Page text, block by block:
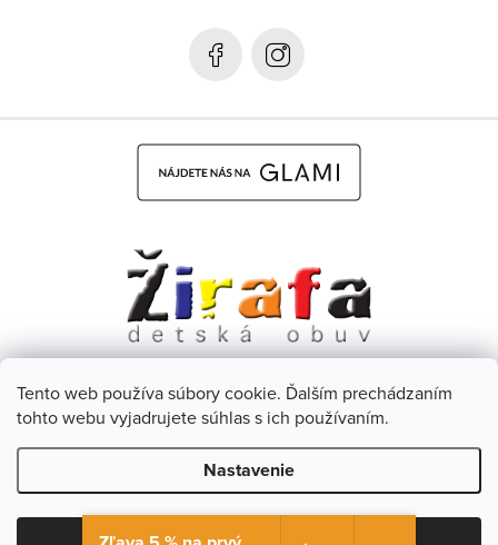
Tento web používa súbory cookie. Ďalším prechádzaním
tohto webu vyjadrujete súhlas s ich používaním.
Nastavenie
Dětská obuv Žirafa - CZ Facebook
Copyright 2026Žirafa Detská obuv. Všetky práva vyhradené.
Upraviť nastavenie cookies